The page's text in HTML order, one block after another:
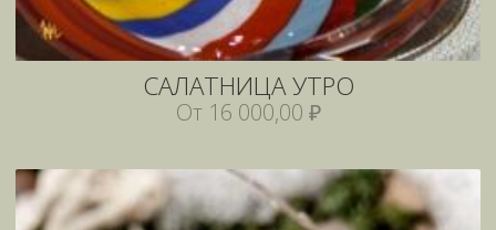
САЛАТНИЦА УТРО
От 16 000,00 ₽